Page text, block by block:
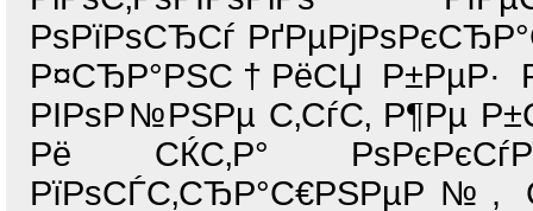
РѕРїРѕСЂСѓ
Р¤СЂР°РЅС†РёСЏ Р±РµР·
РІРѕР№РЅРµ С‚СѓС‚ Р¶Рµ
Рё СЌС‚Р°
РїРѕСЃС‚СЂР°С€РЅРµР№,